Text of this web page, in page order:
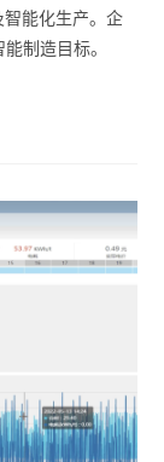
能化生产。企
制造目标。